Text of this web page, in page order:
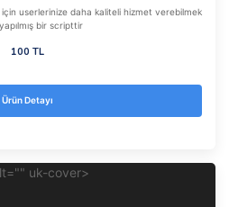
için userlerinize daha kaliteli hizmet verebilmek
bir scripttir
100 TL
Ürün Detayı
uk-cover>